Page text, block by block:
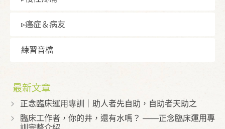
▹癌症＆病友
練習⾳檔
最新文章
正念臨床運用專訓｜助人者先自助，自助者天助之
臨床工作者，你的井，還有水嗎？ ——正念臨床運用專